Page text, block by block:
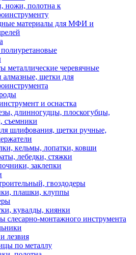
ножи, полотна к
материалы для МФИ и
металлические черевячные
щетки для
и оснастка
длинногудцы, плоскогубцы,
съемники
шлифования, щетки ручные,
кельмы, лопатки, ковши
лебедки, стяжки
заклепки
гвоздодеры
плашки, клуппы
кувалды, киянки
слесарно-монтажного инструмента
лезвия
по металлу